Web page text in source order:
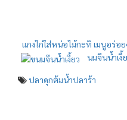
แกงไก่ใส่หน่อไม้กะทิ เมนูอร่อ
นมจีนน้ำเงี้
ปลาดุกต้มน้ำปลาร้า